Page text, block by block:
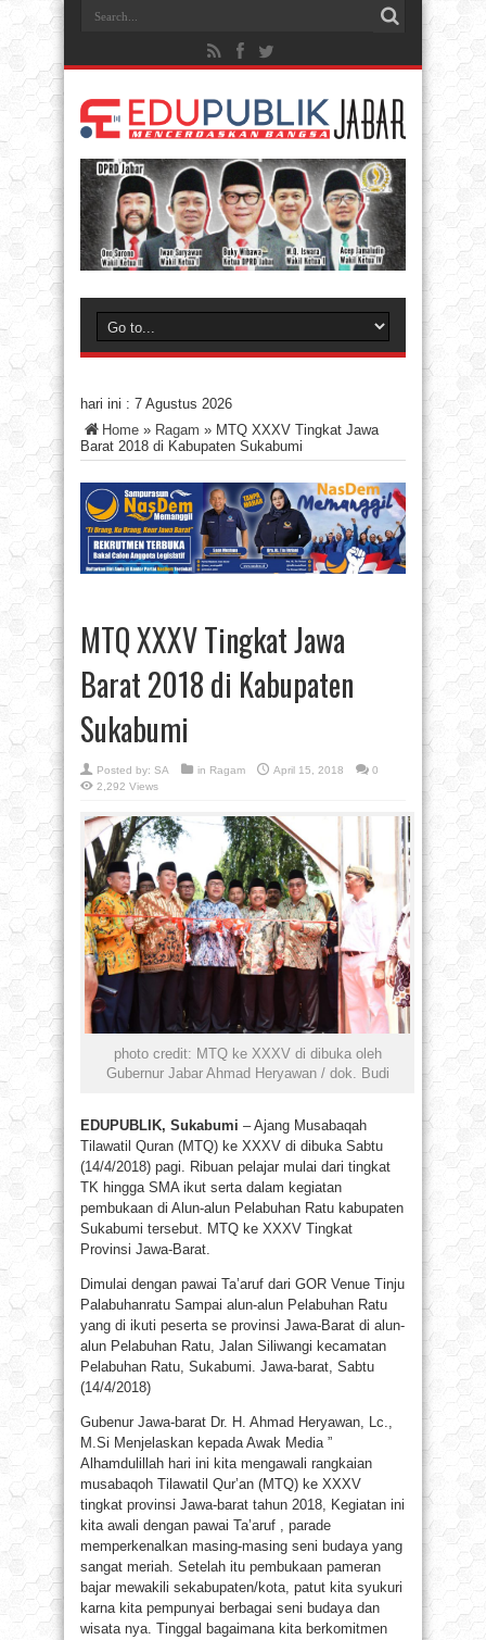
hari ini : 7 Agustus 2026
Home » Ragam » MTQ XXXV Tingkat Jawa
Barat 2018 di Kabupaten Sukabumi
MTQ XXXV Tingkat Jawa
Barat 2018 di Kabupaten
Sukabumi
Posted by: SA in Ragam April 15, 2018
0
2,292 Views
photo credit: MTQ ke XXXV di dibuka oleh
Gubernur Jabar Ahmad Heryawan / dok. Budi
EDUPUBLIK, Sukabumi – Ajang Musabaqah
Tilawatil Quran (MTQ) ke XXXV di dibuka Sabtu
(14/4/2018) pagi. Ribuan pelajar mulai dari tingkat
TK hingga SMA ikut serta dalam kegiatan
pembukaan di Alun-alun Pelabuhan Ratu kabupaten
Sukabumi tersebut. MTQ ke XXXV Tingkat
Provinsi Jawa-Barat.
Dimulai dengan pawai Ta’aruf dari GOR Venue Tinju
Palabuhanratu Sampai alun-alun Pelabuhan Ratu
yang di ikuti peserta se provinsi Jawa-Barat di alun-
alun Pelabuhan Ratu, Jalan Siliwangi kecamatan
Pelabuhan Ratu, Sukabumi. Jawa-barat, Sabtu
(14/4/2018)
Gubenur Jawa-barat Dr. H. Ahmad Heryawan, Lc.,
M.Si Menjelaskan kepada Awak Media ”
Alhamdulillah hari ini kita mengawali rangkaian
musabaqoh Tilawatil Qur’an (MTQ) ke XXXV
tingkat provinsi Jawa-barat tahun 2018, Kegiatan ini
kita awali dengan pawai Ta’aruf , parade
memperkenalkan masing-masing seni budaya yang
sangat meriah. Setelah itu pembukaan pameran
bajar mewakili sekabupaten/kota, patut kita syukuri
karna kita pempunyai berbagai seni budaya dan
wisata nya. Tinggal bagaimana kita berkomitmen